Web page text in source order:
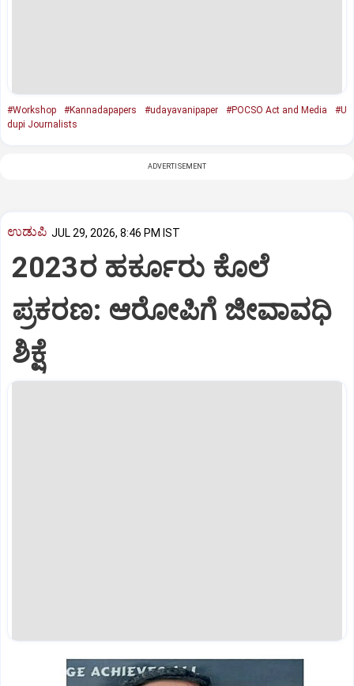
#Workshop #Kannadapapers #udayavanipaper #POCSO Act and Media
#U
dupi Journalists
ADVERTISEMENT
ಉಡುಪಿ JUL 29, 2026, 8:46 PM IST
2023ರ ಹರ್ಕೂರು ಕೊಲೆ
ಪ್ರಕರಣ: ಆರೋಪಿಗೆ ಜೀವಾವಧಿ
ಶಿಕ್ಷೆ